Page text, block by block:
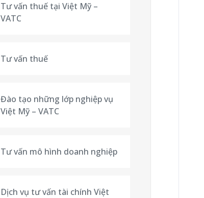
Tư vấn thuế tại Việt Mỹ –
VATC
Tư vấn thuế
Đào tạo những lớp nghiệp vụ
Việt Mỹ – VATC
Tư vấn mô hình doanh nghiệp
Dịch vụ tư vấn tài chính Việt